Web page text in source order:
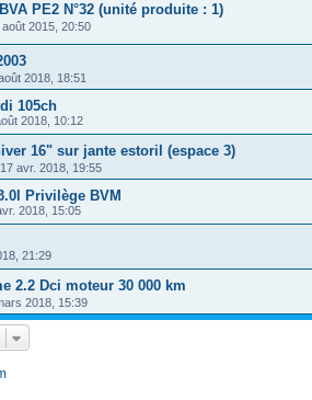
PE2 N°32 (unité produite : 1)
août 2015, 20:50
2018, 18:51
105ch
2018, 10:12
16" sur jante estoril (espace 3)
17 avr. 2018, 19:55
Privilège BVM
2018, 15:05
21:29
2.2 Dci moteur 30 000 km
2018, 15:39